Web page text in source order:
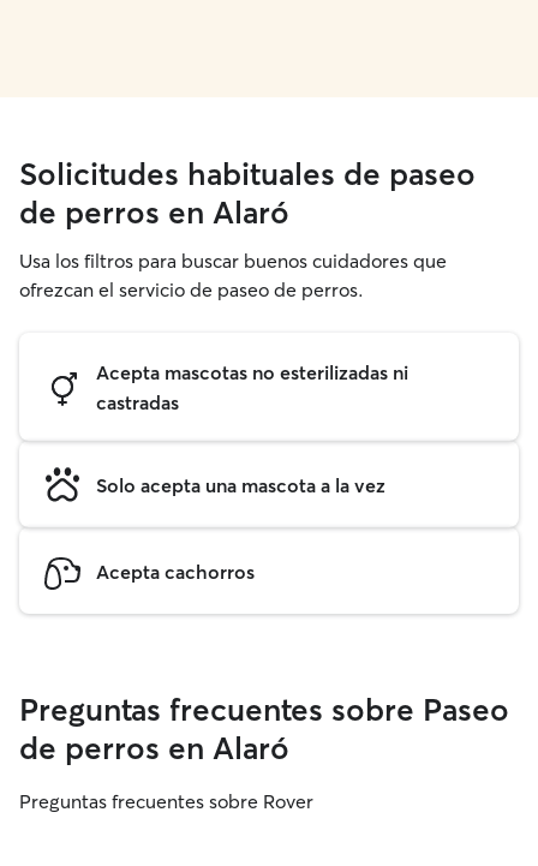
Solicitudes habituales de paseo
de perros en Alaró
Usa los filtros para buscar buenos cuidadores que
ofrezcan el servicio de paseo de perros.
Acepta mascotas no esterilizadas ni
castradas
Solo acepta una mascota a la vez
Acepta cachorros
Preguntas frecuentes sobre Paseo
de perros en Alaró
Preguntas frecuentes sobre Rover